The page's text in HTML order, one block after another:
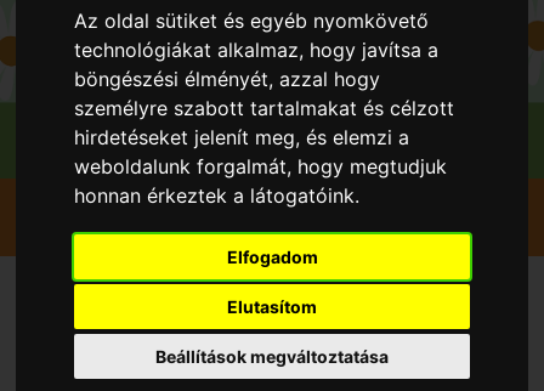
Az oldal sütiket és egyéb nyomkövető
technológiákat alkalmaz, hogy javítsa a
böngészési élményét, azzal hogy
személyre szabott tartalmakat és célzott
hirdetéseket jelenít meg, és elemzi a
weboldalunk forgalmát, hogy megtudjuk
honnan érkeztek a látogatóink.
Elfogadom
Elutasítom
Beállítások megváltoztatása
Szedd magad Eper Földieper
Pilisvörösvár
Erdbeerland-Hungária Kft
Szedd magad Eper Földieper,
Pilisvörösvár településen